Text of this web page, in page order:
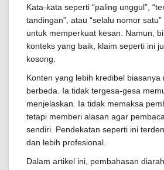
Kata-kata seperti “paling unggul”,
tandingan”, atau “selalu nomor
untuk memperkuat kesan. Namun,
konteks yang baik, klaim seperti ini
kosong.
Konten yang lebih kredibel biasanya
berbeda. Ia tidak tergesa-gesa
menjelaskan. Ia tidak memaksa
tetapi memberi alasan agar
sendiri. Pendekatan seperti ini
dan lebih profesional.
Dalam artikel ini, pembahasan